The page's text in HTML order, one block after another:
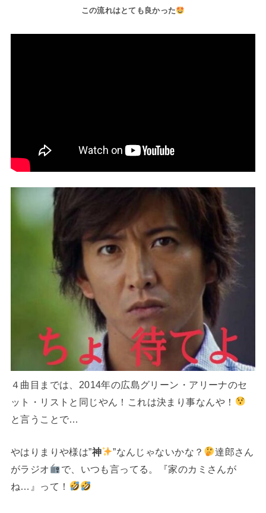
この流れはとても良かった
４曲目までは、2014年の広島グリーン・アリーナのセ
ット・リストと同じやん！これは決まり事なんや！
と言うことで…
やはりまりや様は”神 ”なんじゃないかな？
達郎さん
がラジオ
で、いつも言ってる。『家のカミさんが
ね…』って！